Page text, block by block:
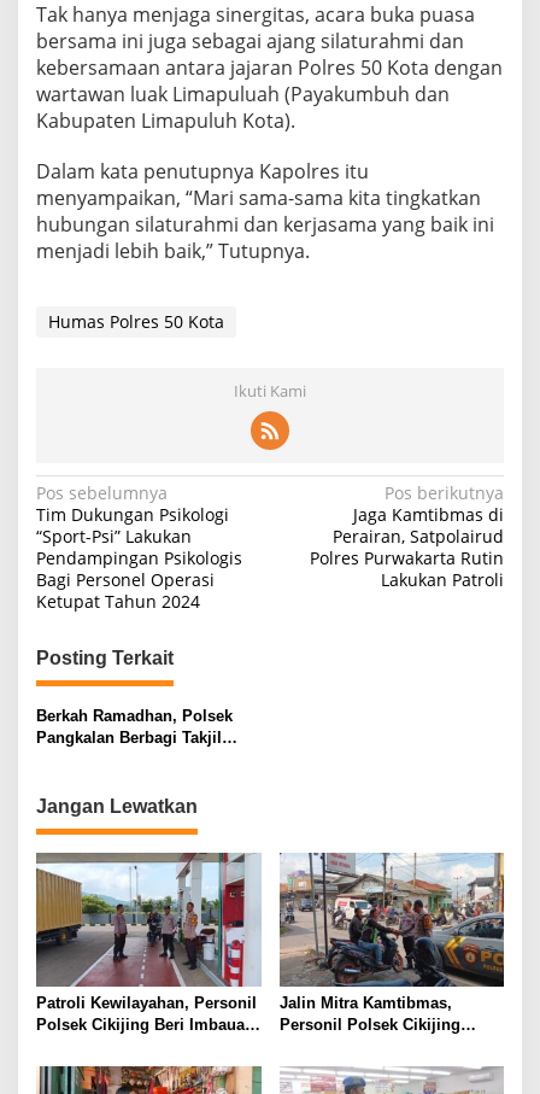
Tak hanya menjaga sinergitas, acara buka puasa
bersama ini juga sebagai ajang silaturahmi dan
kebersamaan antara jajaran Polres 50 Kota dengan
wartawan luak Limapuluah (Payakumbuh dan
Kabupaten Limapuluh Kota).
Dalam kata penutupnya Kapolres itu
menyampaikan, “Mari sama-sama kita tingkatkan
hubungan silaturahmi dan kerjasama yang baik ini
menjadi lebih baik,” Tutupnya.
Humas Polres 50 Kota
Ikuti Kami
Navigasi
pos
Pos sebelumnya
Tim Dukungan Psikologi
“Sport-Psi” Lakukan
Pendampingan Psikologis
Bagi Personel Operasi
Ketupat Tahun 2024
Pos berikutnya
Jaga Kamtibmas di
Perairan, Satpolairud
Polres Purwakarta Rutin
Lakukan Patroli
Posting Terkait
Berkah Ramadhan, Polsek
Pangkalan Berbagi Takjil
Jangan Lewatkan
Patroli Kewilayahan, Personil
Polsek Cikijing Beri Imbauan
Jalin Mitra Kamtibmas,
Personil Polsek Cikijing
Pengendara Ojek Pangkalan